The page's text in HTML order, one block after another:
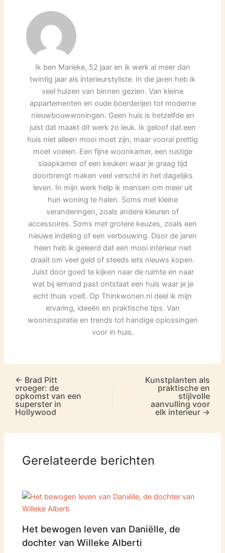
Ik ben Marieke, 52 jaar en ik werk al meer dan
twintig jaar als interieurstyliste. In die jaren heb ik
veel huizen van binnen gezien. Van kleine
appartementen en oude boerderijen tot moderne
nieuwbouwwoningen. Geen huis is hetzelfde en
juist dat maakt dit werk zo leuk. Ik geloof dat een
huis niet alleen mooi moet zijn, maar vooral prettig
moet voelen. Een fijne woonkamer, een rustige
slaapkamer of een keuken waar je graag tijd
doorbrengt maken veel verschil in het dagelijks
leven. In mijn werk help ik mensen om meer uit
hun woning te halen. Soms met kleine
veranderingen, zoals andere kleuren of
accessoires. Soms met grotere keuzes, zoals een
nieuwe indeling of een verbouwing. Door de jaren
heen heb ik geleerd dat een mooi interieur niet
draait om veel geld of steeds iets nieuws kopen.
Juist door goed te kijken naar de ruimte en naar
wat bij iemand past ontstaat een huis waar je je
echt thuis voelt. Op Thinkwonen.nl deel ik mijn
ervaring, ideeën en praktische tips. Van
wooninspiratie en trends tot handige oplossingen
voor in huis.
← Brad Pitt
vroeger: de
opkomst van een
superster in
Hollywood
Kunstplanten als
praktische en
stijlvolle
aanvulling voor
elk interieur →
Gerelateerde berichten
Het bewogen leven van Daniëlle, de
dochter van Willeke Alberti